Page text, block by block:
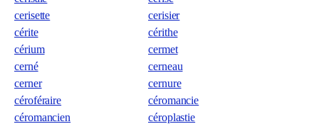
cerisette
cerisier
cérite
cérithe
cérium
cermet
cerné
cerneau
cerner
cernure
céroféraire
céromancie
céromancien
céroplastie